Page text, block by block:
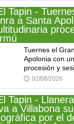
Tuernes el
Apolonia con
procesión y
🕔 02/08/2026